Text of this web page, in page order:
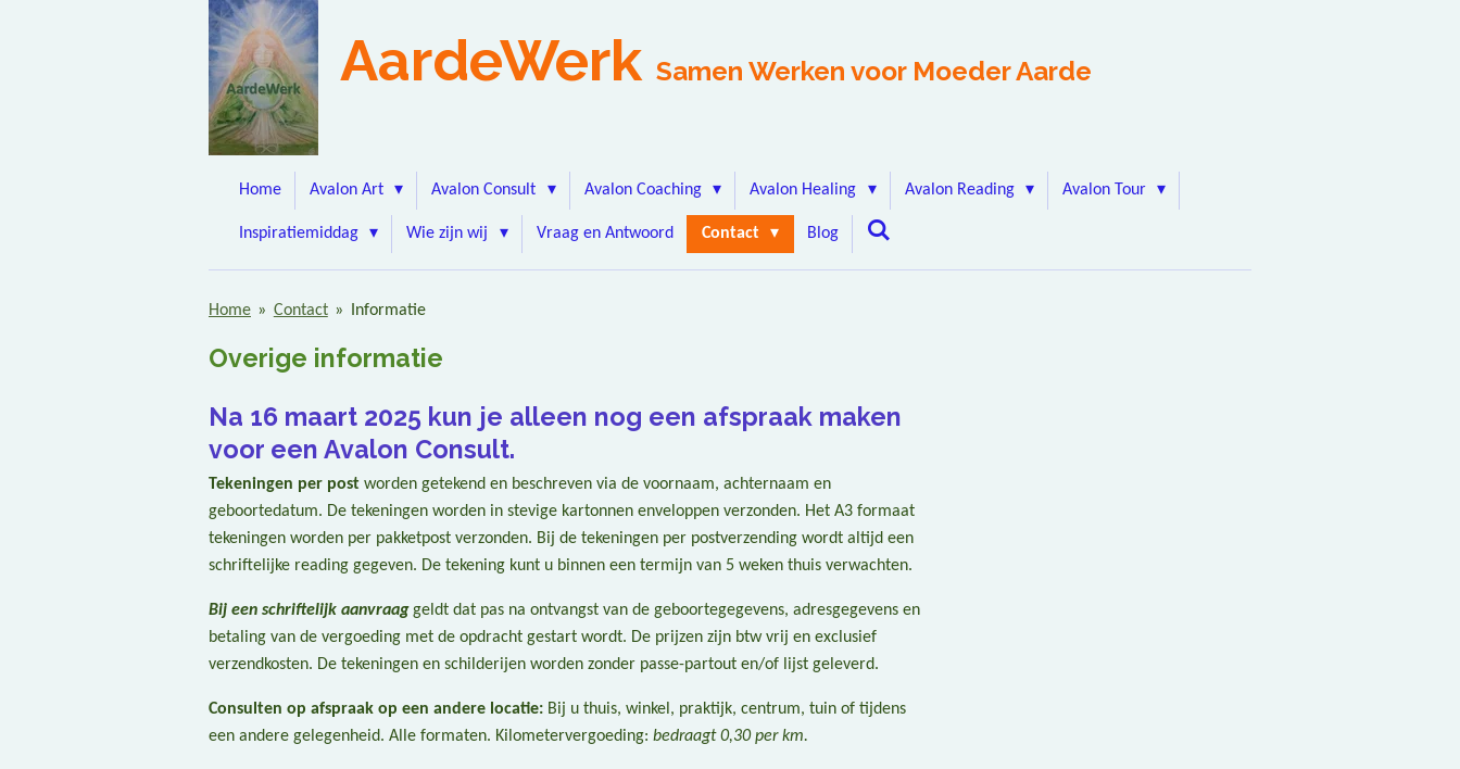
AardeWerk Samen Werken voor Moeder Aarde
Home Avalon Art Avalon Consult Avalon Coaching Avalon Healing Avalon Reading Avalon Tour
Inspiratiemiddag Wie zijn wij Vraag en Antwoord Contact Blog
Home » Contact » Informatie
Overige informatie
Na 16 maart 2025 kun je alleen nog een afspraak maken
voor een Avalon Consult.
Tekeningen per post worden getekend en beschreven via de voornaam, achternaam en
geboortedatum. De tekeningen worden in stevige kartonnen enveloppen verzonden. Het A3 formaat
tekeningen worden per pakketpost verzonden. Bij de tekeningen per postverzending wordt altijd een
schriftelijke reading gegeven. De tekening kunt u binnen een termijn van 5 weken thuis verwachten.
Bij een schriftelijk aanvraaggeldt dat pas na ontvangst van de geboortegegevens, adresgegevens en
betaling van de vergoeding met de opdracht gestart wordt. De prijzen zijn btw vrij en exclusief
verzendkosten. De tekeningen en schilderijen worden zonder passe-partout en/of lijst geleverd.
Consulten op afspraak op een andere locatie: Bij u thuis, winkel, praktijk, centrum, tuin of tijdens
een andere gelegenheid. Alle formaten. Kilometervergoeding: bedraagt 0,30 per km.